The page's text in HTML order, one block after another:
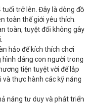
tuổi trở lên. Đây là dòng đồ
toàn thế giới yêu thích.
toàn, tuyệt đối không gây
hảo để kích thích chơi
hình dáng con người trong
tiện tuyệt vời để lắp
và thực hành các kỹ năng
năng tư duy và phát triển